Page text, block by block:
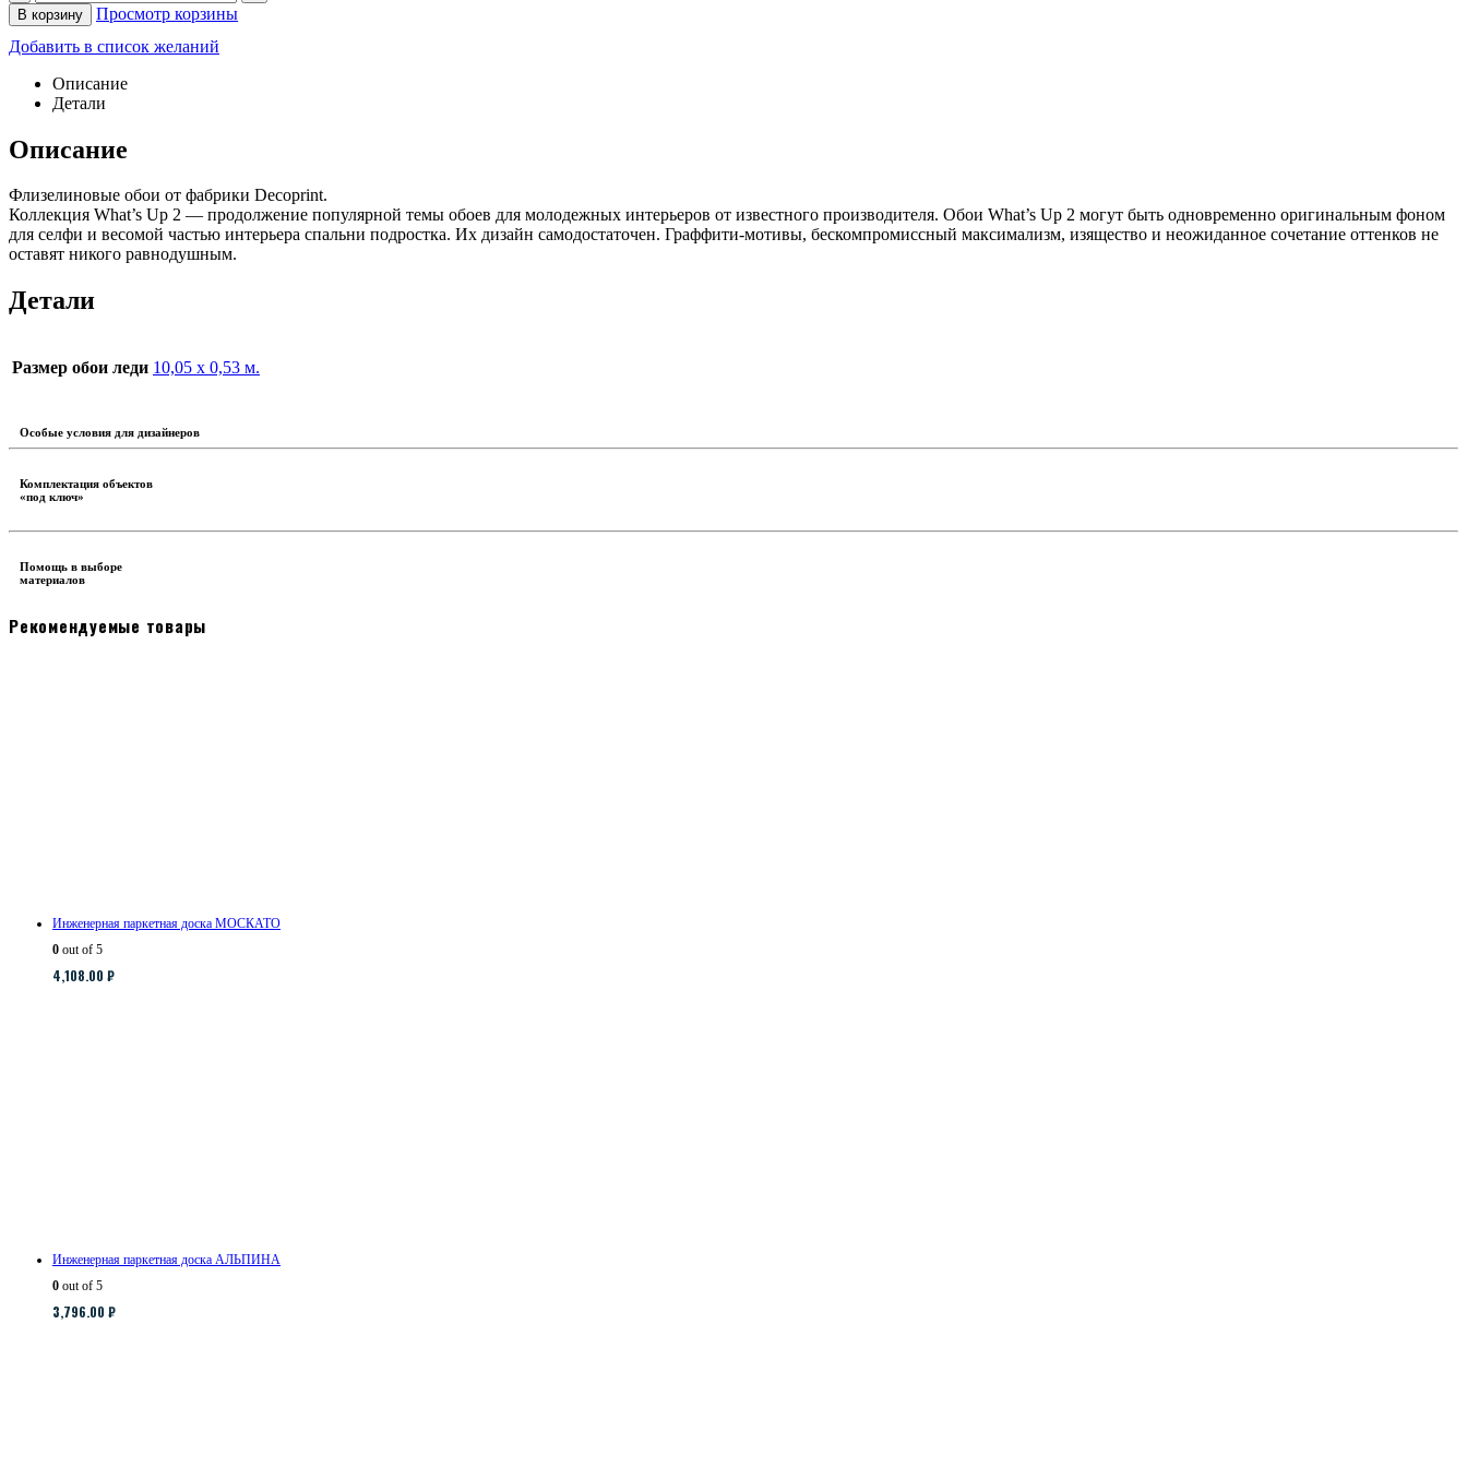
В корзину
Просмотр корзины
Добавить в список желаний
Описание
Детали
Описание
Флизелиновые обои от фабрики Decoprint.
Коллекция What’s Up 2 — продолжение популярной темы обоев для молодежных интерьеров от известного производителя. Обои What’s Up 2 могут быть одновременно оригинальным фоном
для селфи и весомой частью интерьера спальни подростка. Их дизайн самодостаточен. Граффити-мотивы, бескомпромиссный максимализм, изящество и неожиданное сочетание оттенков не
оставят никого равнодушным.
Детали
Размер обои леди 10,05 х 0,53 м.
Особые условия для дизайнеров
Комплектация объектов
«под ключ»
Помощь в выборе
материалов
Рекомендуемые товары
Инженерная паркетная доска МОСКАТО
0 out of 5
4,108.00 ₽
Инженерная паркетная доска АЛЬПИНА
0 out of 5
3,796.00 ₽